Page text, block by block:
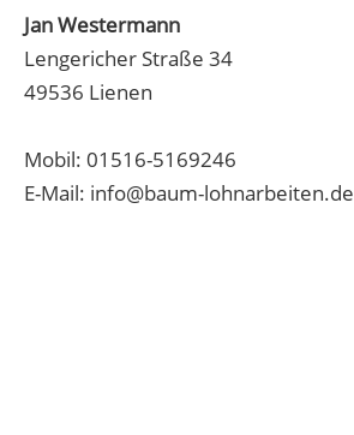
Jan Westermann
Lengericher Straße 34
49536 Lienen
Mobil: 01516-5169246
E-Mail: info@baum-lohnarbeiten.de